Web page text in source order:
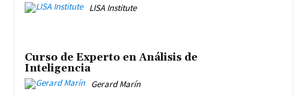
LISA Institute
Curso de Experto en Análisis de
Inteligencia
Gerard Marín